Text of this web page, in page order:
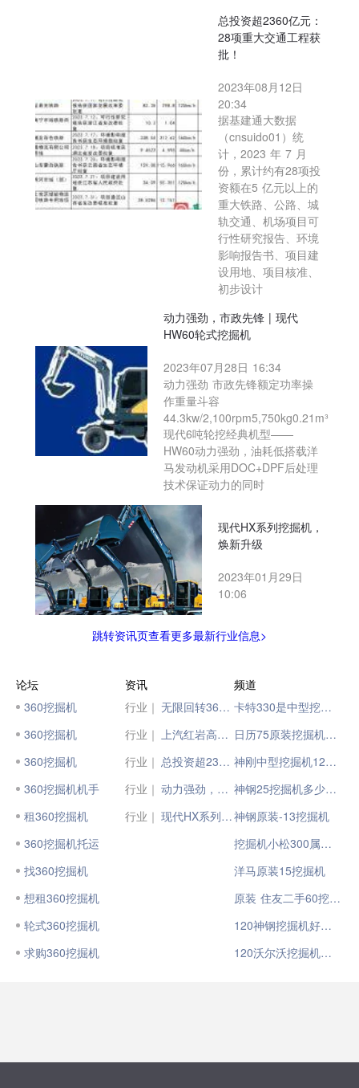
总投资超2360亿元：
28项重大交通工程获
批！
2023年08月12日
20:34
据基建通大数据
（cnsuido01）统
计，2023 年 7 月
份，累计约有28项投
资额在5 亿元以上的
重大铁路、公路、城
轨交通、机场项目可
行性研究报告、环境
影响报告书、项目建
设用地、项目核准、
初步设计
动力强劲，市政先锋 | 现代
HW60轮式挖掘机
2023年07月28日 16:34
动力强劲 市政先锋额定功率操
作重量斗容
44.3kw/2,100rpm5,750kg0.21m³
现代6吨轮挖经典机型——
HW60动力强劲，油耗低搭载洋
马发动机采用DOC+DPF后处理
技术保证动力的同时
现代HX系列挖掘机，
焕新升级
2023年01月29日
10:06
跳转资讯页查看更多最新行业信息>
论坛
360挖掘机
360挖掘机
360挖掘机
360挖掘机机手
租360挖掘机
360挖掘机托运
找360挖掘机
想租360挖掘机
轮式360挖掘机
求购360挖掘机
资讯
行业｜
无限回转360°，挖机是怎么做到的？
行业｜
上汽红岩高速标载牵引车“360沉浸式万里行”正式启动
行业｜
总投资超2360亿元：28项重大交通工程获批！
行业｜
动力强劲，市政先锋 | 现代HW60轮式挖掘机
行业｜
现代HX系列挖掘机，焕新升级
频道
卡特330是中型挖掘机吗
日历75原装挖掘机如何
神刚中型挖掘机120 5 5
神钢25挖掘机多少中型
神钢原装-13挖掘机
挖掘机小松300属于什么类型
洋马原装15挖掘机
原装 住友二手60挖掘机
120神钢挖掘机好用吗
120沃尔沃挖掘机怎么样